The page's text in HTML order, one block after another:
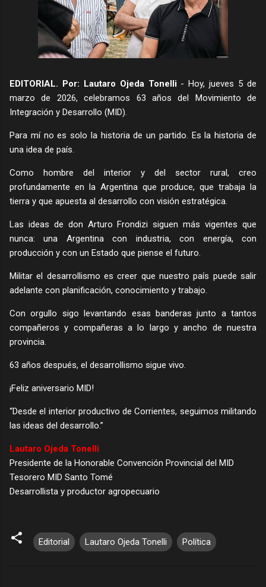
EDITORIAL. Por: Lautaro Ojeda Tonelli- Hoy, jueves 5 de
marzo de 2026, celebramos 63 años del Movimiento de
Integración y Desarrollo (MID).
Para mí no es solo la historia de un partido. Es la historia de
una idea de país.
Como hombre del interior y del sector rural, creo
profundamente en la Argentina que produce, que trabaja la
tierra y que apuesta al desarrollo con visión estratégica.
Las ideas de don Arturo Frondizi siguen más vigentes que
nunca: una Argentina con industria, con energía, con
producción y con un Estado que piense el futuro.
Militar el desarrollismo es creer que nuestro país puede salir
adelante con planificación, conocimiento y trabajo.
Con orgullo sigo levantando esas banderas junto a tantos
compañeros y compañeras a lo largo y ancho de nuestra
provincia.
63 años después, el desarrollismo sigue vivo.
¡Feliz aniversario MID!
“Desde el interior productivo de Corrientes, seguimos militando
las ideas del desarrollo.”
Lautaro Ojeda Tonelli
Presidente de la Honorable Convención Provincial del MID
Tesorero MID Santo Tomé
Desarrollista y productor agropecuario
Editorial Lautaro Ojeda Tonelli Política